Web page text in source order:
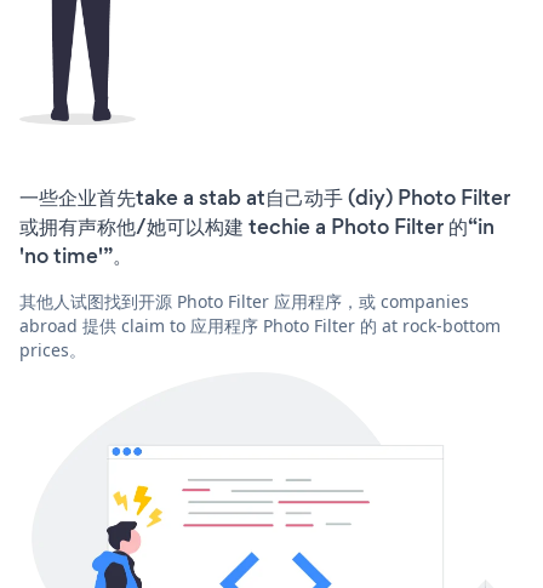
一些企业首先take a stab at自己动手 (diy) Photo Filter
或拥有声称他/她可以构建 techie a Photo Filter 的“in
'no time'”。
其他人试图找到开源 Photo Filter 应用程序，或 companies
abroad 提供 claim to 应用程序 Photo Filter 的 at rock-bottom
prices。